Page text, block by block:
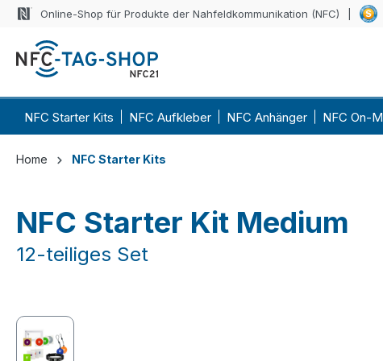
Hauptinhalt springen
Zur Suche springen
Zur Hauptnavigation springen
Online-Shop für Produkte der Nahfeldkommunikation (NFC)
NFC Starter Kits NFC Aufkleber NFC Anhänger NFC On-
Home NFC Starter Kits
NFC Starter Kit Medium
12-teiliges Set
Bildergalerie überspringen